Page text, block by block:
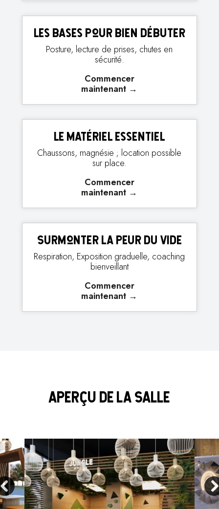
Les bases pour bien débuter
Posture, lecture de prises, chutes en
sécurité.
Commencer
maintenant →
Le matériel essentiel
Chaussons, magnésie ; location possible
sur place.
Commencer
maintenant →
Surmonter la peur du vide
Respiration, Exposition graduelle, coaching
bienveillant
Commencer
maintenant →
APERÇU DE LA SALLE